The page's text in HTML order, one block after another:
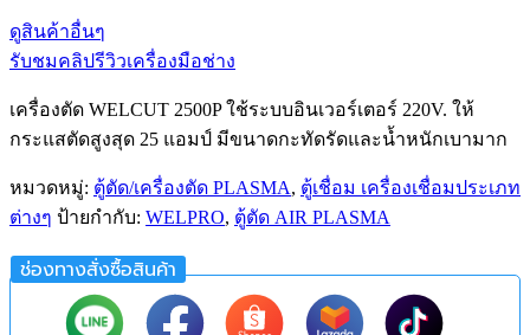
ดูสินค้าอื่นๆ
รับชมคลิปรีวิวเครื่องมือช่าง
เครื่องตัด WELCUT 2500P ใช้ระบบอินเวอร์เตอร์ 220V. ให้
กระแสตัดสูงสุด 25 แอมป์ มีขนาดกะทัดรัดและน้ำหนักเบามาก
หมวดหมู่: ตู้ตัด/เครื่องตัด PLASMA, ตู้เชื่อม เครื่องเชื่อมประเภท
ต่างๆ ป้ายกำกับ: WELPRO, ตู้ตัด AIR PLASMA
ช่องทางสั่งซื้อสินค้า